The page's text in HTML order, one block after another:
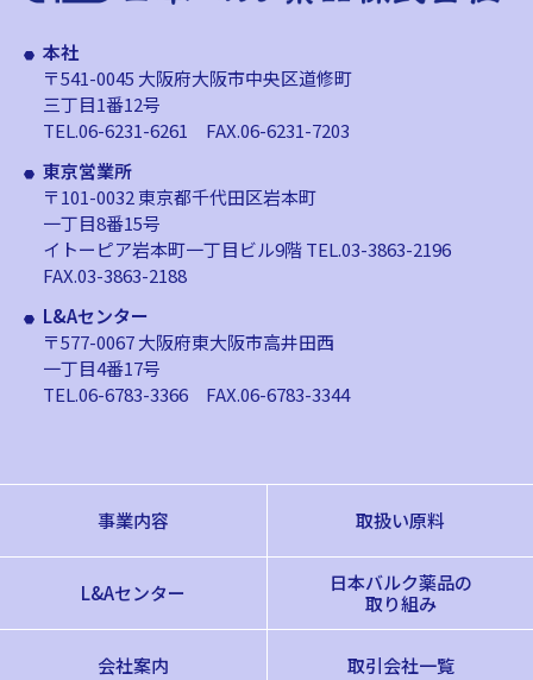
本社
〒541-0045 大阪府大阪市中央区道修町
三丁目1番12号
TEL.06-6231-6261 FAX.06-6231-7203
東京営業所
〒101-0032 東京都千代田区岩本町
一丁目8番15号
イトーピア岩本町一丁目ビル9階TEL.03-3863-2196
FAX.03-3863-2188
L&Aセンター
〒577-0067 大阪府東大阪市高井田西
一丁目4番17号
TEL.06-6783-3366 FAX.06-6783-3344
事業内容 取扱い原料
L&Aセンター
日本バルク薬品の
取り組み
会社案内 取引会社一覧